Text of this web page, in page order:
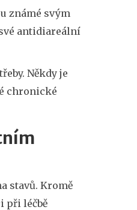
známé svým
antidiareální
Někdy je
chronické
stavů. Kromě
při léčbě